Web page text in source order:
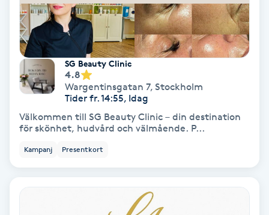
Läpptatuering
Makeup
Manikyr & Pedikyr
Massage
Medial vägledning
SG Beauty Clinic
4.8
Wargentinsgatan 7, Stockholm
Tider fr. 14:55, Idag
Välkommen till SG Beauty Clinic – din destination
för skönhet, hudvård och välmående. P...
Kampanj Presentkort